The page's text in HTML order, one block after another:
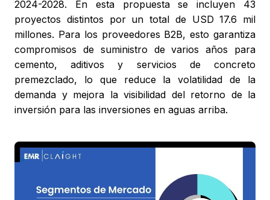
2024-2028. En esta propuesta se incluyen 43
proyectos distintos por un total de USD 17.6 mil
millones. Para los proveedores B2B, esto garantiza
compromisos de suministro de varios años para
cemento, aditivos y servicios de concreto
premezclado, lo que reduce la volatilidad de la
demanda y mejora la visibilidad del retorno de la
inversión para las inversiones en aguas arriba.